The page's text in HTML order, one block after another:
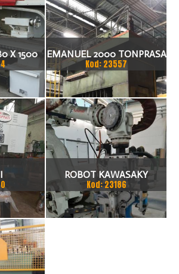
X 1500
EMANUEL 2000 TONPRASA
HYDRAULICZNA 3200 X
2000
Kod: 23557
ROBOT KAWASAKY
Kod: 23186